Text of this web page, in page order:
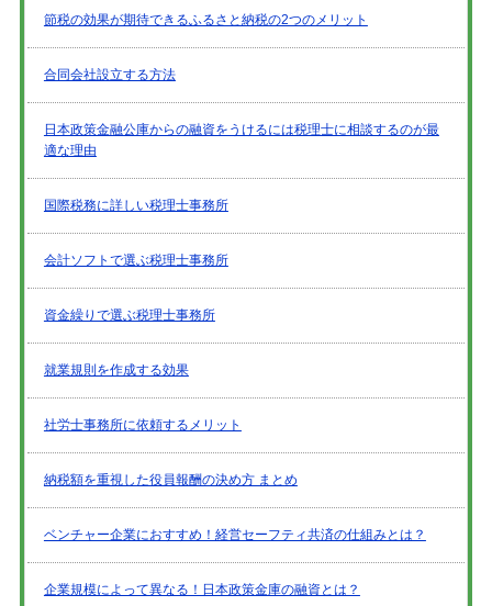
節税の効果が期待できるふるさと納税の2つのメリット
合同会社設立する方法
日本政策金融公庫からの融資をうけるには税理士に相談するのが最
適な理由
国際税務に詳しい税理士事務所
会計ソフトで選ぶ税理士事務所
資金繰りで選ぶ税理士事務所
就業規則を作成する効果
社労士事務所に依頼するメリット
納税額を重視した役員報酬の決め方 まとめ
ベンチャー企業におすすめ！経営セーフティ共済の仕組みとは？
企業規模によって異なる！日本政策金庫の融資とは？